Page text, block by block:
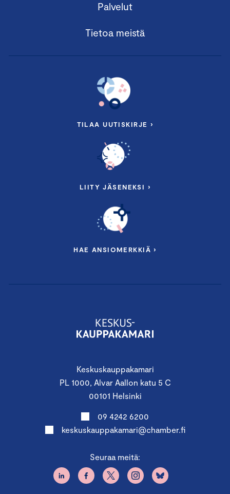
Keskuskauppakamari
PL 1000, Alvar Aallon katu 5 C
00101 Helsinki
09 4242 6200
keskuskauppakamari@chamber.fi
Seuraa meitä:
Palvelut
Tietoa meistä
TILAA UUTISKIRJE ›
LIITY JÄSENEKSI ›
HAE ANSIOMERKKIÄ ›